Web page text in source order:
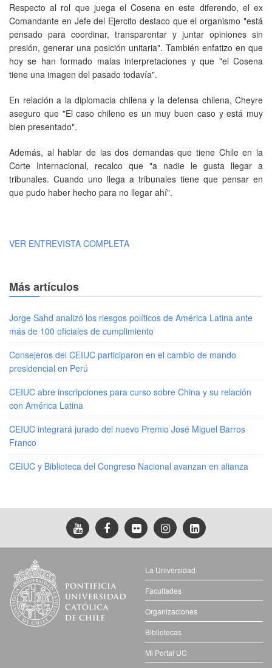
Respecto al rol que juega el Cosena en este diferendo, el ex
Comandante en Jefe del Ejercito destaco que el organismo "está
pensado para coordinar, transparentar y juntar opiniones sin
presión, generar una posición unitaria". También enfatizo en que
hoy se han formado malas interpretaciones y que "el Cosena
tiene una imagen del pasado todavía".
En relación a la diplomacia chilena y la defensa chilena, Cheyre
aseguro que "El caso chileno es un muy buen caso y está muy
bien presentado".
Además, al hablar de las dos demandas que tiene Chile en la
Corte Internacional, recalco que "a nadie le gusta llegar a
tribunales. Cuando uno llega a tribunales tiene que pensar en
que pudo haber hecho para no llegar ahí".
VER ENTREVISTA COMPLETA
Más artículos
Jorge Sahd analizó los riesgos políticos de América Latina ante
más de 100 oficiales de cumplimiento
Consejeros del CEIUC participaron en el cambio de mando
presidencial en Perú
CEIUC abre inscripciones para curso sobre China y su relación
con América Latina
CEIUC integrará jurado del nuevo Premio José Miguel Barros
Franco
CEIUC y Biblioteca del Congreso Nacional avanzan en alianza
La Universidad
Facultades
Organizaciones
Bibliotecas
Mi Portal UC